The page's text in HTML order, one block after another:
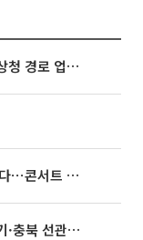
태풍 '돌핀' 오키나와 접근…일본기상청 경로 업데이트
빅뱅, 20주년 기념 '새 뱅봉' 선보인다⋯콘서트 앞두고 팝업 개최
추가 압수수색